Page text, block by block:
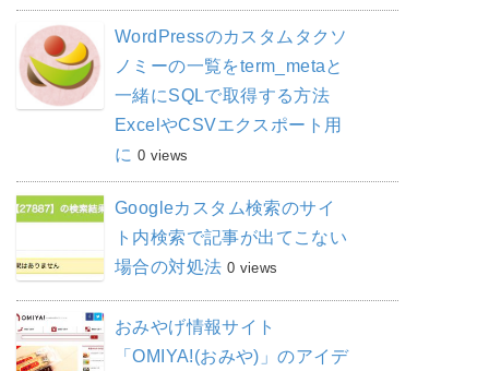
WordPressのカスタムタクソ
ノミーの一覧をterm_metaと
一緒にSQLで取得する方法
ExcelやCSVエクスポート用
に 0 views
Googleカスタム検索のサイ
ト内検索で記事が出てこない
場合の対処法 0 views
おみやげ情報サイト
「OMIYA!(おみや)」のアイデ